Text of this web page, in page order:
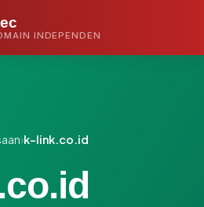
INDEPENDEN
›k-link.co.id